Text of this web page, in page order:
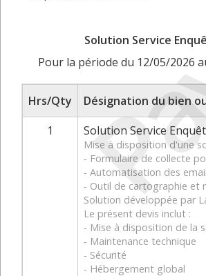
Solution Service
Pour la période du 12/05/2026
Hrs/Qty
Désignation du bien
1
Solution Service
Mise à disposition d'une
- Formulaire de collecte
- Automatisation des
- Outil de cartographie et
Solution développée par
Le présent devis inclut :
- Mise à disposition de la
- Maintenance technique
- Sécurité
- Hébergement global